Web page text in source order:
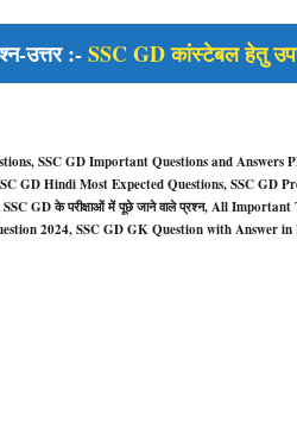
उत्तर :-SSC GD कांस्टेबल हेतु
SSC GD Important Questions and Answers
GD Hindi Most Expected Questions, SSC GD
GD के परीक्षाओं में पूछे जाने वाले प्रश्न, All
2024, SSC GD GK Question with Answer